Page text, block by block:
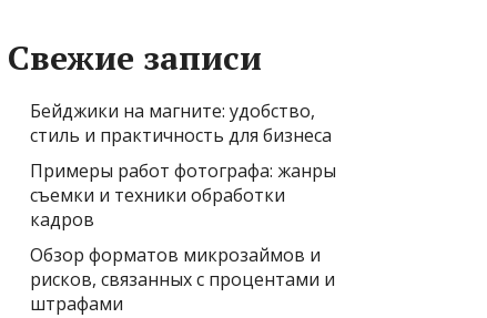
Свежие записи
Бейджики на магните: удобство,
стиль и практичность для бизнеса
Примеры работ фотографа: жанры
съемки и техники обработки
кадров
Обзор форматов микрозаймов и
рисков, связанных с процентами и
штрафами